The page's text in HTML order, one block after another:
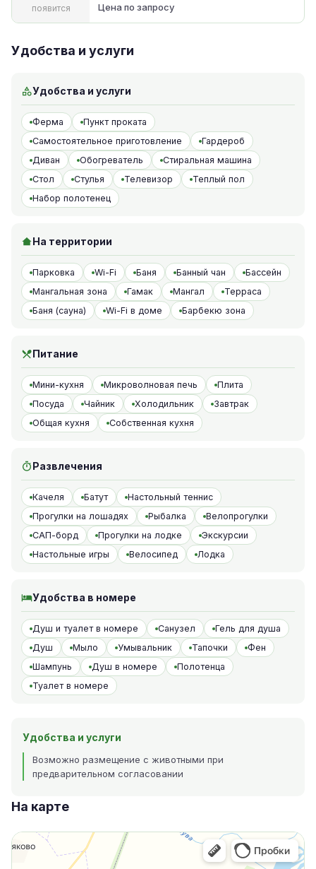
появится
Цена по запросу
Удобства и услуги
Удобства и услуги
Ферма
Пункт проката
Самостоятельное приготовление
Гардероб
Диван
Обогреватель
Стиральная машина
Стол
Стулья Телевизор
Теплый пол
Набор полотенец
На территории
Парковка Wi-Fi Баня Банный чан
Бассейн
Мангальная зона
Гамак Мангал
Терраса
Баня (сауна)
Wi-Fi в доме Барбекю зона
Питание
Мини-кухня Микроволновая печь
Плита
Посуда
Чайник Холодильник
Завтрак
Общая кухня
Собственная кухня
Развлечения
Качеля Батут
Настольный теннис
Прогулки на лошадях
Рыбалка
Велопрогулки
САП-борд
Прогулки на лодке
Экскурсии
Настольные игры
Велосипед Лодка
Удобства в номере
Душ и туалет в номере Санузел
Гель для душа
Душ
Мыло Умывальник Тапочки
Фен
Шампунь
Душ в номере
Полотенца
Туалет в номере
Удобства и услуги
Возможно размещение с животными при
предварительном согласовании
На карте